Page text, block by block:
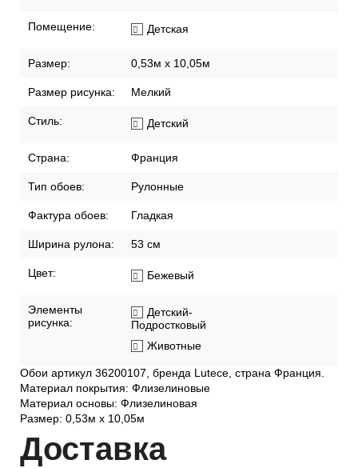
Помещение: Детская
Размер: 0,53м x 10,05м
Размер рисунка: Мелкий
Стиль: Детский
Страна: Франция
Тип обоев: Рулонные
Фактура обоев: Гладкая
Ширина рулона: 53 см
Цвет: Бежевый
Элементы
рисунка:
Детский-
Подростковый
Животные
Обои артикул 36200107, бренда Lutece, страна Франция.
Материал покрытия: Флизелиновые
Материал основы: Флизелиновая
Размер: 0,53м x 10,05м
Доставка